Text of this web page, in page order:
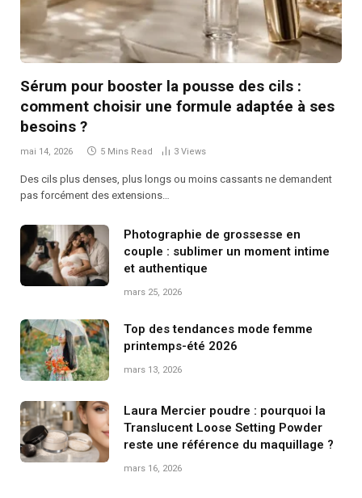
Sérum pour booster la pousse des cils :
comment choisir une formule adaptée à ses
besoins ?
mai 14, 2026 5 Mins Read 3 Views
Des cils plus denses, plus longs ou moins cassants ne demandent
pas forcément des extensions…
Photographie de grossesse en
couple : sublimer un moment intime
et authentique
mars 25, 2026
Top des tendances mode femme
printemps-été 2026
mars 13, 2026
Laura Mercier poudre : pourquoi la
Translucent Loose Setting Powder
reste une référence du maquillage ?
mars 16, 2026